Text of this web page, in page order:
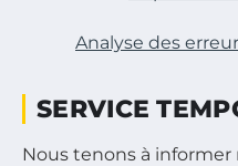
Analyse des
SERVICE
Nous tenons à informer